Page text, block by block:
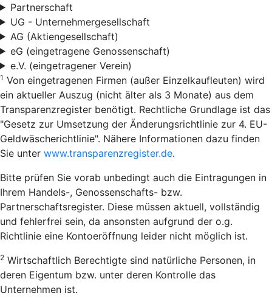
Partnerschaft
UG - Unternehmergesellschaft
AG (Aktiengesellschaft)
eG (eingetragene Genossenschaft)
e.V. (eingetragener Verein)
1 Von eingetragenen Firmen (außer Einzelkaufleuten) wird
ein aktueller Auszug (nicht älter als 3 Monate) aus dem
Transparenzregister benötigt. Rechtliche Grundlage ist das
"Gesetz zur Umsetzung der Änderungsrichtlinie zur 4. EU-
Geldwäscherichtlinie". Nähere Informationen dazu finden
Sie unter www.transparenzregister.de.
Bitte prüfen Sie vorab unbedingt auch die Eintragungen in
Ihrem Handels-, Genossenschafts- bzw.
Partnerschaftsregister. Diese müssen aktuell, vollständig
und fehlerfrei sein, da ansonsten aufgrund der o.g.
Richtlinie eine Kontoeröffnung leider nicht möglich ist.
2 Wirtschaftlich Berechtigte sind natürliche Personen, in
deren Eigentum bzw. unter deren Kontrolle das
Unternehmen ist.